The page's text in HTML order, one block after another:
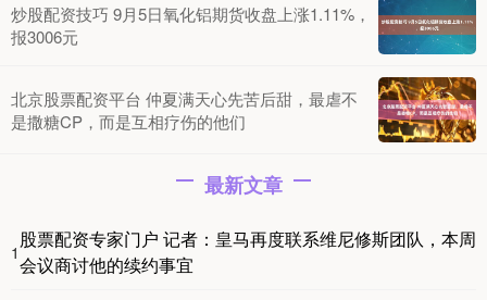
炒股配资技巧 9月5日氧化铝期货收盘上涨1.11%，
报3006元
北京股票配资平台 仲夏满天心先苦后甜，最虐不
是撒糖CP，而是互相疗伤的他们
最新文章
1
股票配资专家门户 记者：皇马再度联系维尼修斯团队，本周
会议商讨他的续约事宜